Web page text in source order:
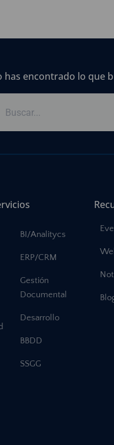
has encontrado lo que
BI/Analitycs
ERP/CRM
Gestión
Documental
Desarrollo
BBDD
SSGG